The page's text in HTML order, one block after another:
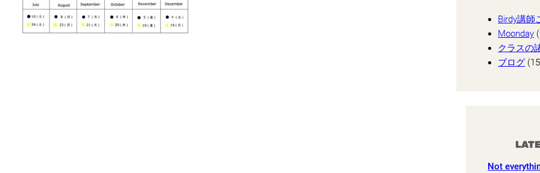
Birdy講師
Moonday
クラスの
ブログ
Not